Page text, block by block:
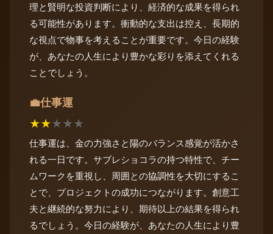
理と賢明な投資判断により、経済的な成果を得られ
る可能性があります。衝動的な支出は控え、長期的
な視点で物事を考えることが重要です。今日の経験
が、あなたの人生により豊かな彩りを添えてくれる
ことでしょう。
💼仕事運
★★★★★
仕事運は、金の力強さと陽のバランス感覚が活かさ
れる一日です。サブレショコラの持つ特性で、チー
ムワークを重視し、周囲との協調性を大切にするこ
とで、プロジェクトの成功につながります。創意工
夫と継続的な努力により、期待以上の結果を得られ
るでしょう。今日の経験が、あなたの人生により豊